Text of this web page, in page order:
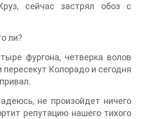
сейчас застрял обоз с
ли?
фургона, четверка волов
Колорадо и сегодня
не произойдет ничего
репутацию нашего тихого